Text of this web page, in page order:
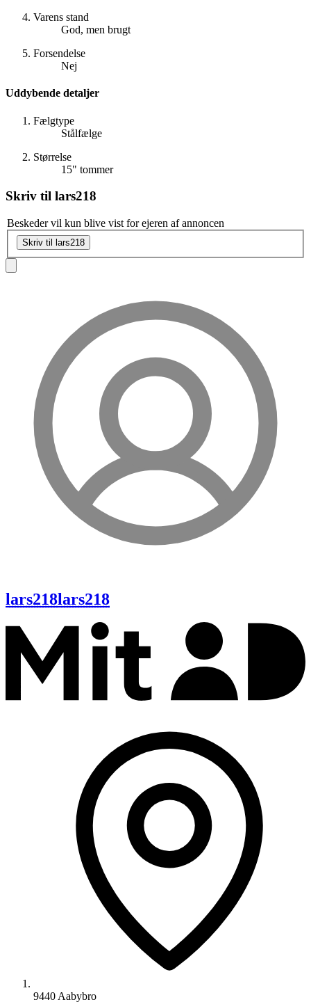
Varens stand
God, men brugt
Forsendelse
Nej
Uddybende detaljer
Fælgtype
Stålfælge
Størrelse
15" tommer
Skriv til lars218
Beskeder vil kun blive vist for ejeren af annoncen
Skriv til lars218
lars218lars218
9440 Aabybro